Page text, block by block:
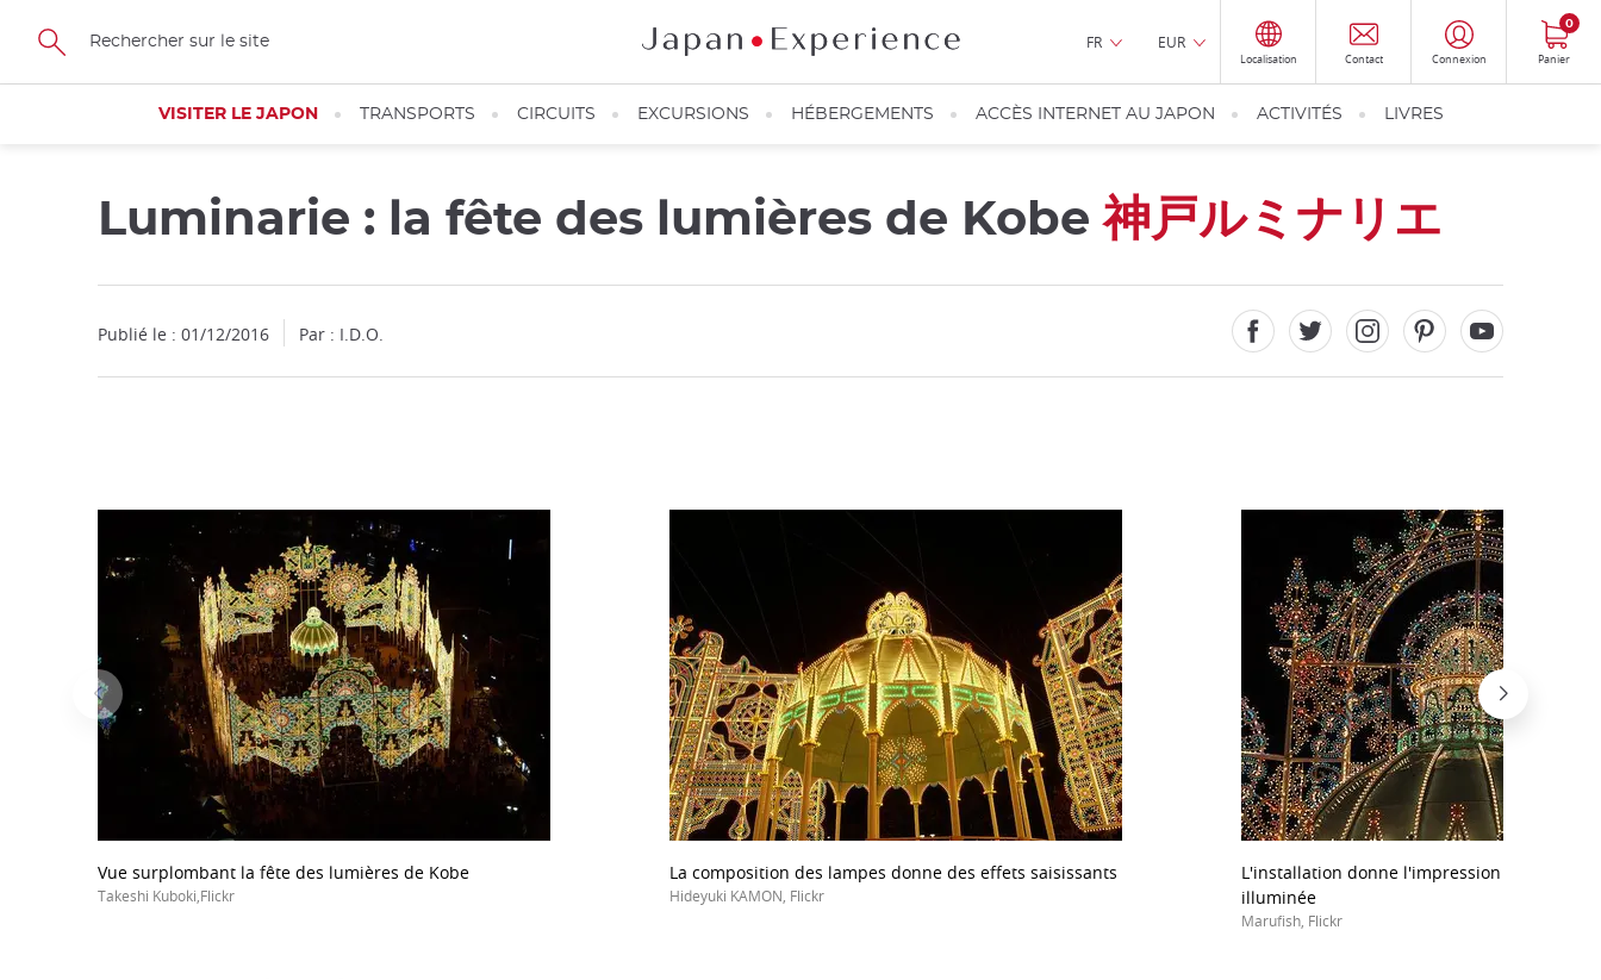
Skip
main
FR EUR
Localisation Contact Connexion Panier
0
VISITER LE JAPON TRANSPORTS CIRCUITS EXCURSIONS HÉBERGEMENTS ACCÈS INTERNET AU JAPON ACTIVITÉS LIVRES
Luminarie : la fête des lumières de Kobe神戸ルミナリエ
Publié le : 01/12/2016 Par : I.D.O.
Vue surplombant la fête des lumières de Kobe
Takeshi Kuboki,Flickr
La composition des lampes donne des effets saisissants
Hideyuki KAMON, Flickr
L'installation donne l'impression d'une
illuminée
Marufish, Flickr